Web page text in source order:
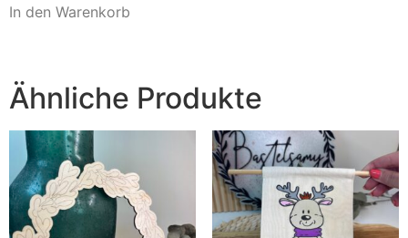
In den Warenkorb
Ähnliche Produkte